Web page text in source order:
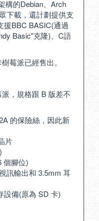
構的Debian、Arch
下載，還計劃提供支
援BBC BASIC(通過
Basic"克隆)、C語
莓派已經售出。
，規格跟 B 版差不
的保險絲，因此新
片
個腳位)
訊輸出和 3.5mm 耳
設備(原為 SD 卡)